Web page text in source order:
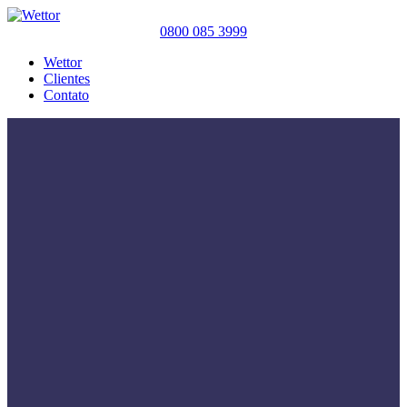
0800 085 3999
Wettor
Clientes
Contato